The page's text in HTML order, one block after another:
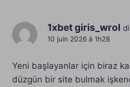
1xbet giris_wrol
10 juin 2026 à 1h28
Yeni başlayanlar için biraz
düzgün bir site bulmak